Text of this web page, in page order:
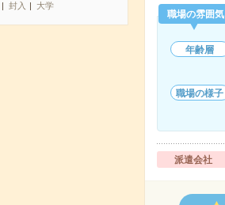
封入 大学
職場の雰囲気
年齢層
職場の様子
派遣会社